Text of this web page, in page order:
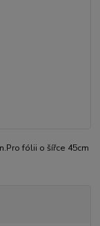
fólii o šířce 45cm